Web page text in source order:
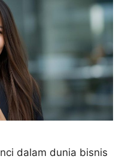
dalam dunia bisnis